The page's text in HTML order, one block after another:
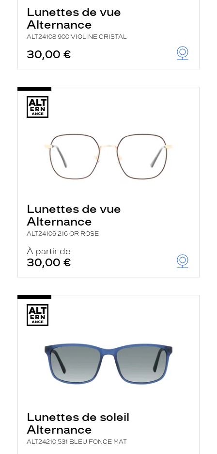
Lunettes de vue
Alternance
ALT24108 900 VIOLINE CRISTAL
30,00 €
Lunettes de vue
Alternance
ALT24106 216 OR ROSE
À partir de
30,00 €
Lunettes de soleil
Alternance
ALT24210 531 BLEU FONCE MAT